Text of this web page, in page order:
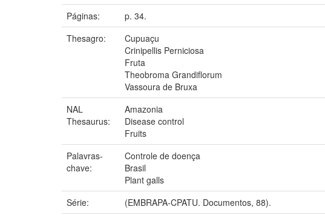
Páginas:
p. 34.
Thesagro:
Cupuaçu
Crinipellis Perniciosa
Fruta
Theobroma Grandiflorum
Vassoura de Bruxa
NAL
Thesaurus:
Amazonia
Disease control
Fruits
Palavras-
chave:
Controle de doença
Brasil
Plant galls
Série:
(EMBRAPA-CPATU. Documentos, 88).